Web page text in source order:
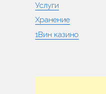
Услуги
Хранение
1Вин казино